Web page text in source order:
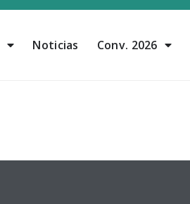
Noticias Conv. 2026